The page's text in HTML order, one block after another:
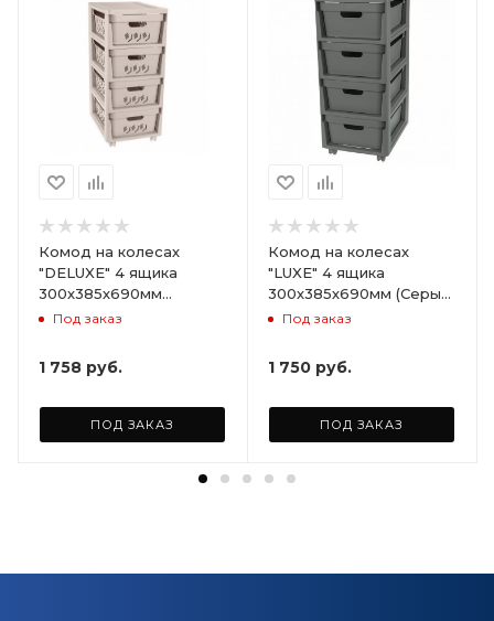
Комод на колесах
"DELUXE" 4 ящика
300х385х690мм
(Светло-бежевый)
Под заказ
1 758 руб.
ПОД ЗАКАЗ
Комод на колесах
"LUXE" 4 ящика
300х385х690мм (Серый)
ARD258086
Под заказ
1 750 руб.
ПОД ЗАКАЗ